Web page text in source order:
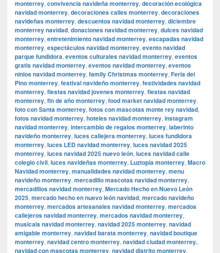
monterrey, convivencia navideña monterrey, decoración ecológica
navidad monterrey, decoraciones calles monterrey, decoraciones
navideñas monterrey, descuentos navidad monterrey, diciembre
monterrey navidad, donaciones navidad monterrey, dulces navidad
monterrey, entretenimiento navidad monterrey, escapadas navidad
monterrey, espectáculos navidad monterrey, evento navidad
parque fundidora, eventos culturales navidad monterrey, eventos
gratis navidad monterrey, eventos navidad monterrey, eventos
ninios navidad monterrey, family Christmas monterrey, Feria del
Pino monterrey, festival navideño monterrey, festividades navidad
monterrey, fiestas navidad jovenes monterrey, fiestas navidad
monterrey, fin de año monterrey, food market navidad monterrey,
foto con Santa monterrey, fotos con mascotas monte rey navidad,
fotos navidad monterrey, hoteles navidad monterrey, instagram
navidad monterrey, intercambio de regalos monterrey, laberinto
navideño monterrey, luces callejera monterrey, luces fundidora
monterrey, luces LED navidad monterrey, luces navidad 2025
monterrey, luces navidad 2025 nuevo león, luces navidad calle
colegio civil, luces navideñas monterrey, Luztopía monterrey, Macro
Navidad monterrey, manualidades navidad monterrey, menu
navideño monterrey, mercadillo mascotas navidad monterrey,
mercadillos navidad monterrey, Mercado Hecho en Nuevo León
2025, mercado hecho en nuevo león navidad, mercado navideño
monterrey, mercados artesanales navidad monterrey, mercados
callejeros navidad monterrey, mercados navidad monterrey,
musicals navidad monterrey, navidad 2025 monterrey, navidad
amigable monterrey, navidad barata monterrey, navidad boutique
monterrey, navidad centro monterrey, navidad ciudad monterrey.,
navidad con mascotas monterrey, navidad distrito monterrey,